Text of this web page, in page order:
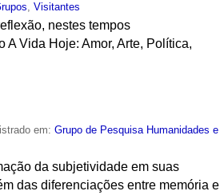
,Visitantes
nestes tempos
A Vida Hoje: Amor, Arte, Política,
em:Grupo de Pesquisa Humanidades e
da subjetividade em suas
das diferenciações entre memória e